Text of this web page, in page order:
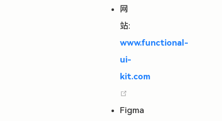
网
站:
www.functional-
ui-
kit.com
(opens new window)
Figma